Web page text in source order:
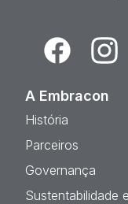
Facebook
A Embracon
História
Parceiros
Governança
Sustentabilidade